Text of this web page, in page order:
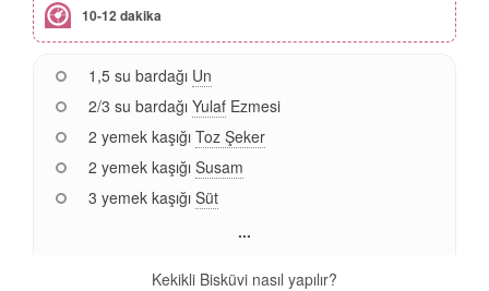
10-12 dakika
1,5 su bardağı Un
2/3 su bardağı Yulaf Ezmesi
2 yemek kaşığı Toz Şeker
2 yemek kaşığı Susam
3 yemek kaşığı Süt
...
Kekikli Bisküvi nasıl yapılır?